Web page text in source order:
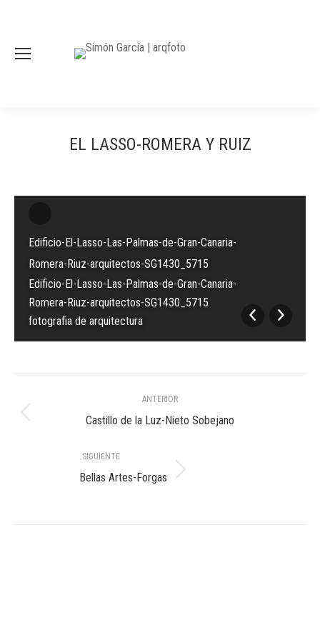
EL LASSO-ROMERA Y RUIZ
Edificio-El-Lasso-Las-Palmas-de-Gran-Canaria-
Romera-Riuz-arquitectos-SG1430_5715
Edificio-El-Lasso-Las-Palmas-de-Gran-Canaria-
Romera-Riuz-arquitectos-SG1430_5715
fotografia de arquitectura
entre
álbumes
ANTERIOR
Álbum
Castillo de la Luz-Nieto Sobejano
SIGUIENTE
Álbum
Bellas Artes-Forgas